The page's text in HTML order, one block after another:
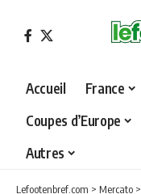
Accueil France
Coupes d’Europe
Autres
Lefootenbref.com > Mercato >